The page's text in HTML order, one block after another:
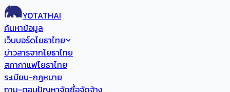
YOTATHAI
ค้นหาข้อมูล
เว็บบอร์ดโยธาไทย
ข่าวสารจากโยธาไทย
สภากาแฟโยธาไทย
ระเบียบ-กฎหมาย
ถาม-ตอบปัญหาจัดซื้อจัดจ้าง